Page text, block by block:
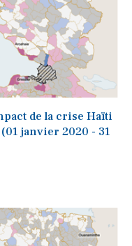
de la crise Haïti
janvier 2020 - 31